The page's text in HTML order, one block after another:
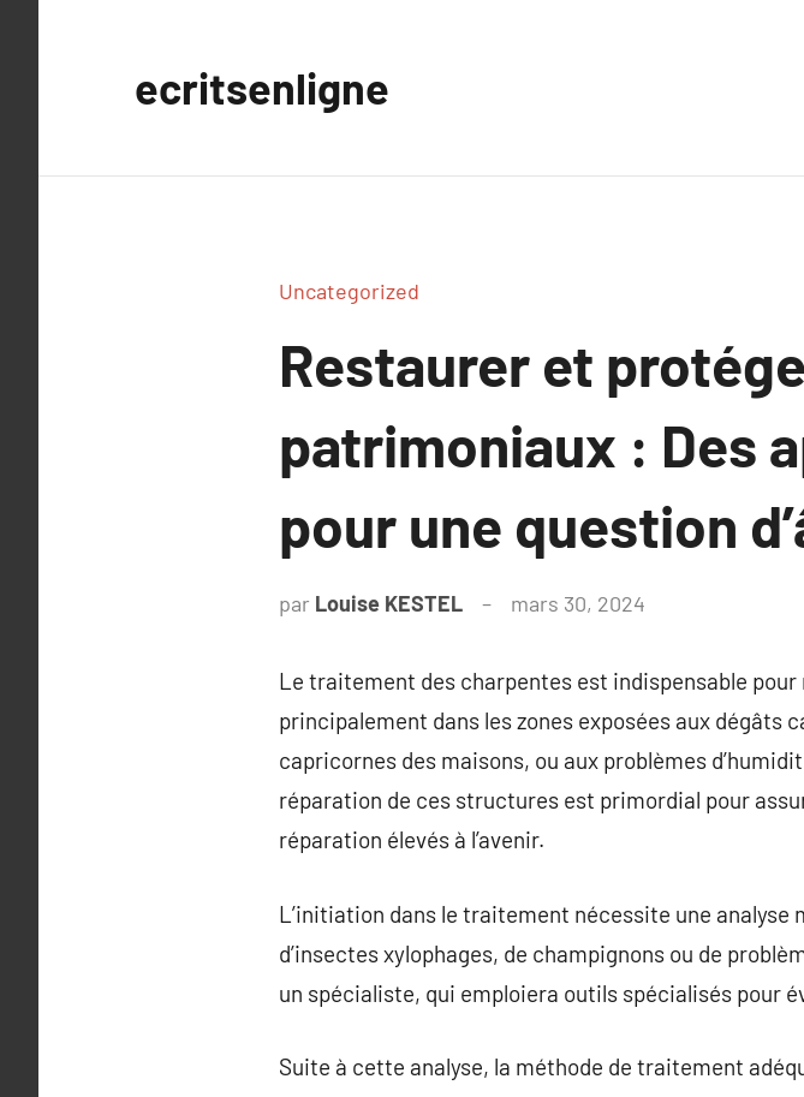
ecritsenligne
Uncategorized
Restaurer et
patrimoniaux : Des
pour une question
par Louise KESTEL mars 30, 2024
Le traitement des charpentes est indispensable
principalement dans les zones exposées aux dégâts
capricornes des maisons, ou aux problèmes
réparation de ces structures est primordial pour
réparation élevés à l’avenir.
L’initiation dans le traitement nécessite une
d’insectes xylophages, de champignons ou de
un spécialiste, qui emploiera outils spécialisés pour
Suite à cette analyse, la méthode de traitement